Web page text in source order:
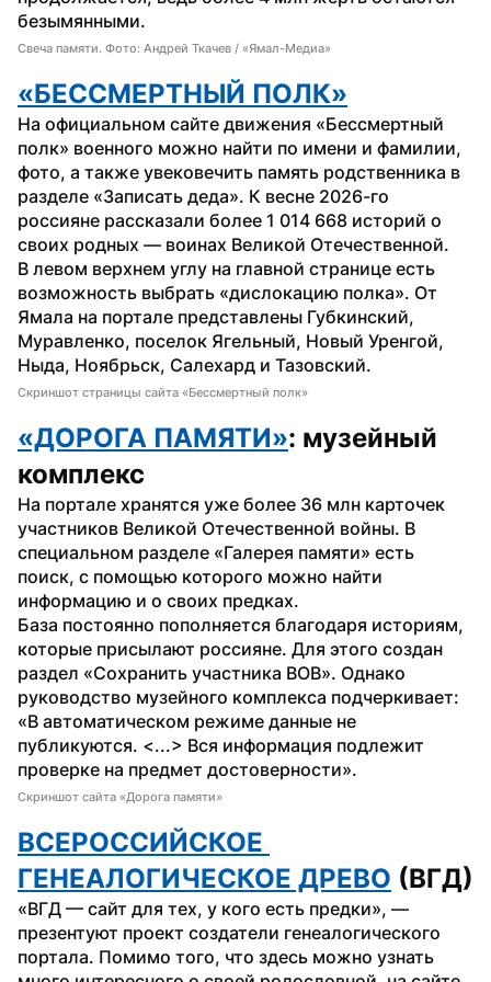
безымянными.
Свеча памяти. Фото: Андрей Ткачев / «Ямал-Медиа»
«БЕССМЕРТНЫЙ ПОЛК»
На официальном сайте движения «Бессмертный
полк» военного можно найти по имени и фамилии,
фото, а также увековечить память родственника в
разделе «Записать деда». К весне 2026-го
россияне рассказали более 1 014 668 историй о
своих родных — воинах Великой Отечественной.
В левом верхнем углу на главной странице есть
возможность выбрать «дислокацию полка». От
Ямала на портале представлены Губкинский,
Муравленко, поселок Ягельный, Новый Уренгой,
Ныда, Ноябрьск, Салехард и Тазовский.
Скриншот страницы сайта «Бессмертный полк»
«ДОРОГА ПАМЯТИ»: музейный
комплекс
На портале хранятся уже более 36 млн карточек
участников Великой Отечественной войны. В
специальном разделе «Галерея памяти» есть
поиск, с помощью которого можно найти
информацию и о своих предках.
База постоянно пополняется благодаря историям,
которые присылают россияне. Для этого создан
раздел «Сохранить участника ВОВ». Однако
руководство музейного комплекса подчеркивает:
«В автоматическом режиме данные не
публикуются. <...> Вся информация подлежит
проверке на предмет достоверности».
Скриншот сайта «Дорога памяти»
ВСЕРОССИЙСКОЕ
ГЕНЕАЛОГИЧЕСКОЕ ДРЕВО (ВГД)
«ВГД — сайт для тех, у кого есть предки», —
презентуют проект создатели генеалогического
портала. Помимо того, что здесь можно узнать